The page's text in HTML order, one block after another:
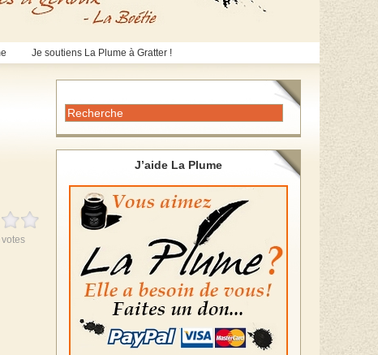
Je soutiens La Plume à Gratter !
votes
J’aide La Plume